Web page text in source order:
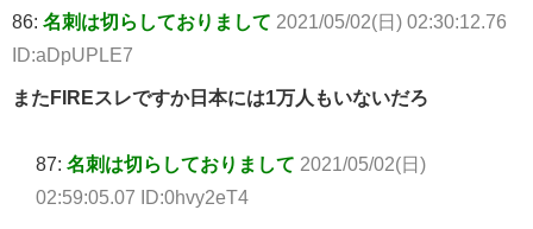
86: 名刺は切らしておりまして 2021/05/02(日) 02:30:12.76
ID:aDpUPLE7
またFIREスレですか日本には1万人もいないだろ
87: 名刺は切らしておりまして 2021/05/02(日)
02:59:05.07 ID:0hvy2eT4